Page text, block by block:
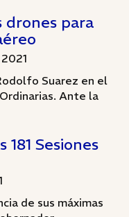
drones para
Suarez en el
Ante la
Sesiones
de sus máximas